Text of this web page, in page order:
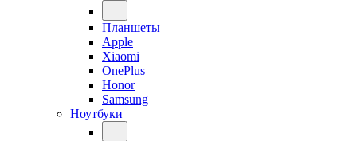
Планшеты
Apple
Xiaomi
OnePlus
Honor
Samsung
Ноутбуки